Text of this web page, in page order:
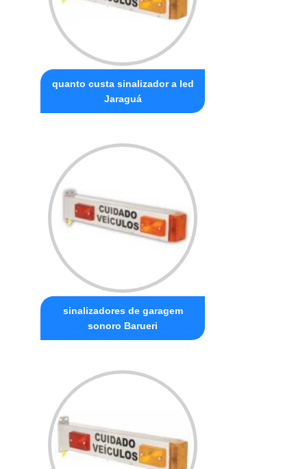
quanto custa sinalizador a led
Jaraguá
sinalizadores de garagem
sonoro Barueri